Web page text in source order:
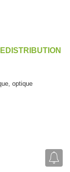
optique